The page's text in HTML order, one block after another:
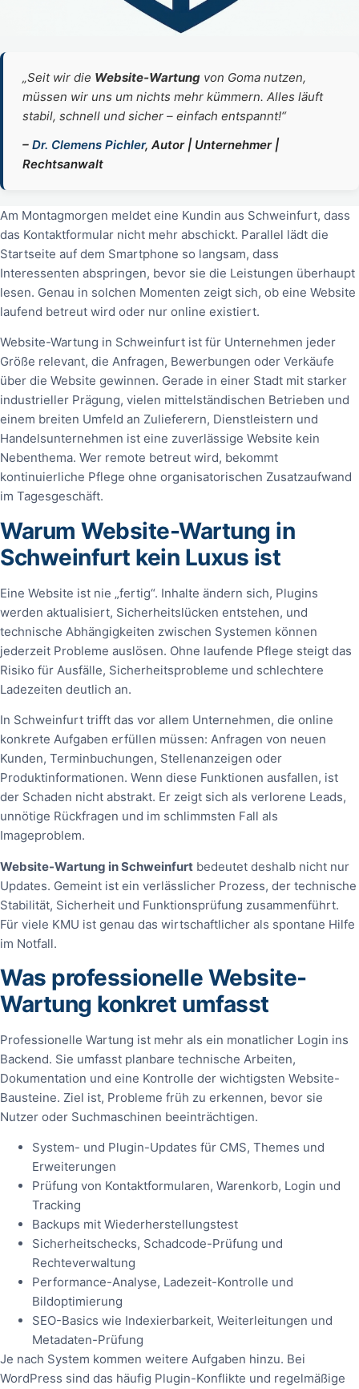
„Seit wir die Website‑Wartung von Goma nutzen,
müssen wir uns um nichts mehr kümmern. Alles läuft
stabil, schnell und sicher – einfach entspannt!“
– Dr. Clemens Pichler, Autor | Unternehmer |
Rechtsanwalt
Am Montagmorgen meldet eine Kundin aus Schweinfurt, dass
das Kontaktformular nicht mehr abschickt. Parallel lädt die
Startseite auf dem Smartphone so langsam, dass
Interessenten abspringen, bevor sie die Leistungen überhaupt
lesen. Genau in solchen Momenten zeigt sich, ob eine Website
laufend betreut wird oder nur online existiert.
Website-Wartung in Schweinfurt ist für Unternehmen jeder
Größe relevant, die Anfragen, Bewerbungen oder Verkäufe
über die Website gewinnen. Gerade in einer Stadt mit starker
industrieller Prägung, vielen mittelständischen Betrieben und
einem breiten Umfeld an Zulieferern, Dienstleistern und
Handelsunternehmen ist eine zuverlässige Website kein
Nebenthema. Wer remote betreut wird, bekommt
kontinuierliche Pflege ohne organisatorischen Zusatzaufwand
im Tagesgeschäft.
Warum Website-Wartung in
Schweinfurt kein Luxus ist
Eine Website ist nie „fertig“. Inhalte ändern sich, Plugins
werden aktualisiert, Sicherheitslücken entstehen, und
technische Abhängigkeiten zwischen Systemen können
jederzeit Probleme auslösen. Ohne laufende Pflege steigt das
Risiko für Ausfälle, Sicherheitsprobleme und schlechtere
Ladezeiten deutlich an.
In Schweinfurt trifft das vor allem Unternehmen, die online
konkrete Aufgaben erfüllen müssen: Anfragen von neuen
Kunden, Terminbuchungen, Stellenanzeigen oder
Produktinformationen. Wenn diese Funktionen ausfallen, ist
der Schaden nicht abstrakt. Er zeigt sich als verlorene Leads,
unnötige Rückfragen und im schlimmsten Fall als
Imageproblem.
Website-Wartung in Schweinfurt bedeutet deshalb nicht nur
Updates. Gemeint ist ein verlässlicher Prozess, der technische
Stabilität, Sicherheit und Funktionsprüfung zusammenführt.
Für viele KMU ist genau das wirtschaftlicher als spontane Hilfe
im Notfall.
Was professionelle Website-
Wartung konkret umfasst
Professionelle Wartung ist mehr als ein monatlicher Login ins
Backend. Sie umfasst planbare technische Arbeiten,
Dokumentation und eine Kontrolle der wichtigsten Website-
Bausteine. Ziel ist, Probleme früh zu erkennen, bevor sie
Nutzer oder Suchmaschinen beeinträchtigen.
System- und Plugin-Updates für CMS, Themes und
Erweiterungen
Prüfung von Kontaktformularen, Warenkorb, Login und
Tracking
Backups mit Wiederherstellungstest
Sicherheitschecks, Schadcode-Prüfung und
Rechteverwaltung
Performance-Analyse, Ladezeit-Kontrolle und
Bildoptimierung
SEO-Basics wie Indexierbarkeit, Weiterleitungen und
Metadaten-Prüfung
Je nach System kommen weitere Aufgaben hinzu. Bei
WordPress sind das häufig Plugin-Konflikte und regelmäßige